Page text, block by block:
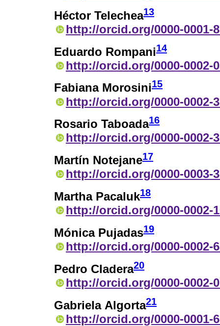
Héctor Telechea13
http://orcid.org/0000-0001-
Eduardo Rompani14
http://orcid.org/0000-0002-
Fabiana Morosini15
http://orcid.org/0000-0002-
Rosario Taboada16
http://orcid.org/0000-0002-
Martín Notejane17
http://orcid.org/0000-0003-
Martha Pacaluk18
http://orcid.org/0000-0002-
Mónica Pujadas19
http://orcid.org/0000-0002-
Pedro Cladera20
http://orcid.org/0000-0002-
Gabriela Algorta21
http://orcid.org/0000-0001-